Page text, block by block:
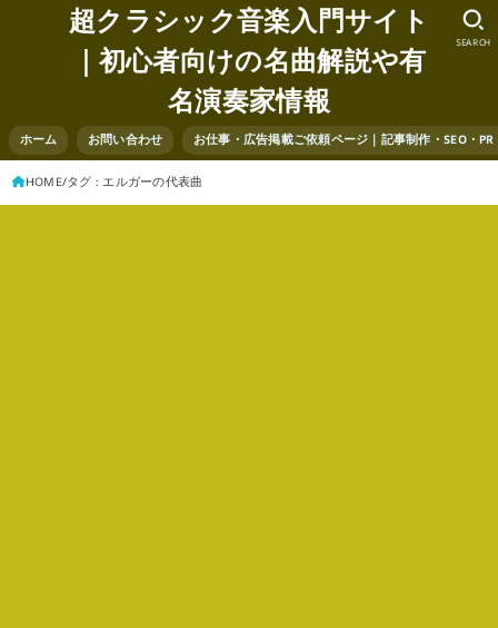
超クラシック音楽入門サイト
｜初心者向けの名曲解説や有
名演奏家情報
ホーム お問い合わせ お仕事・広告掲載ご依頼ページ｜記事制作・SEO・
SEARCH
HOME タグ : エルガーの代表曲